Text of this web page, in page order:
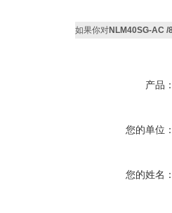
如果你对NLM40SG-AC
产品
您的单位
您的姓名